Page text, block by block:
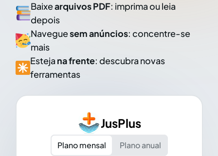
Baixearquivos PDF: imprima ou leia
depois
Naveguesem anúncios: concentre-se
mais
Esteja na frente: descubra novas
ferramentas
JusPlus
Plano mensal
Plano anual